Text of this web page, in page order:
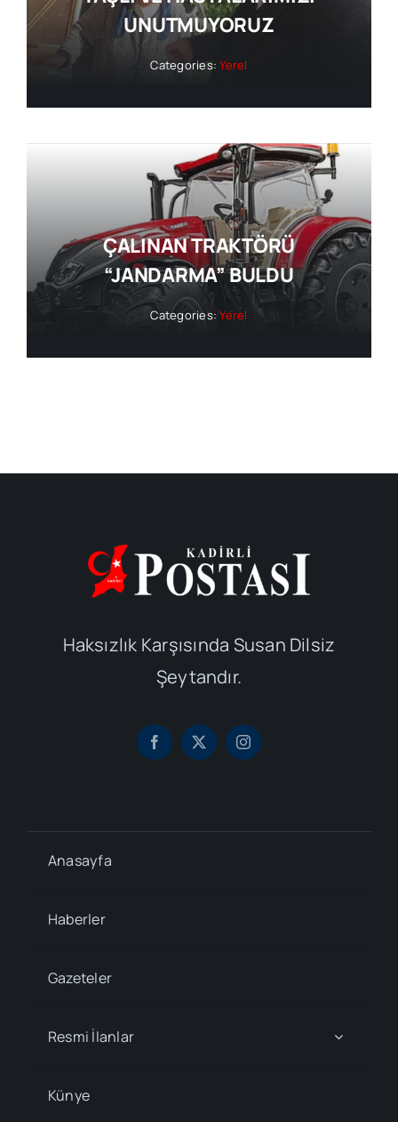
UNUTMUYORUZ
Categories:Yerel
ÇALINAN TRAKTÖRÜ
“JANDARMA” BULDU
Categories:Yerel
Haksızlık Karşısında Susan Dilsiz
Şeytandır.
Anasayfa
Haberler
Gazeteler
Resmi İlanlar
Künye